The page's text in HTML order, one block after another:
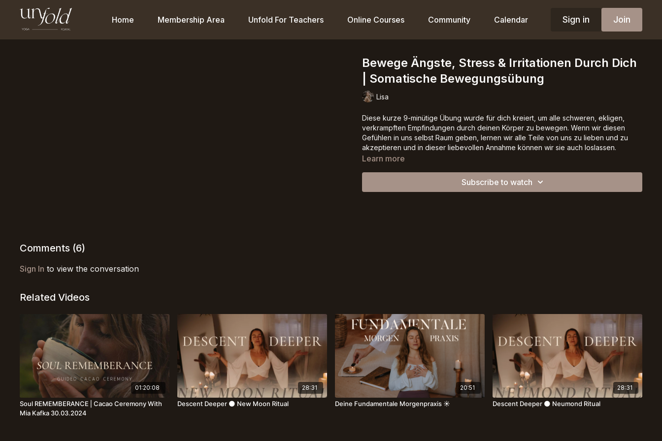
Home Membership Area Unfold For Teachers Online Courses Community Calendar Sign in Join
Bewege Ängste, Stress & Irritationen Durch Dich
| Somatische Bewegungsübung
Lisa
Diese kurze 9-minütige Übung wurde für dich kreiert, um alle schweren, ekligen,
verkrampften Empfindungen durch deinen Körper zu bewegen. Wenn wir diesen
Gefühlen in uns selbst Raum geben, lernen wir alle Teile von uns zu lieben und zu
akzeptieren und in dieser liebevollen Annahme können wir sie auch loslassen.
Learn more
Subscribe to watch
Comments (6)
Sign In to view the conversation
Related Videos
01:20:08
Soul REMEMBERANCE⎪Cacao Ceremony With
Mia Kafka 30.03.2024
28:31
Descent Deeper 🌑 New Moon Ritual
20:51
Deine Fundamentale Morgenpraxis ☀️
28:31
Descent Deeper 🌑 Neumond Ritual